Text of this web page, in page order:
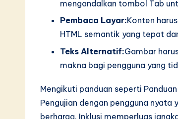
mengandalkan tombol Tab
Pembaca Layar:Konten
HTML semantik yang tepat
Teks Alternatif:Gambar
makna bagi pengguna yang
Mengikuti panduan seperti
Pengujian dengan pengguna
berharga. Inklusi memperluas